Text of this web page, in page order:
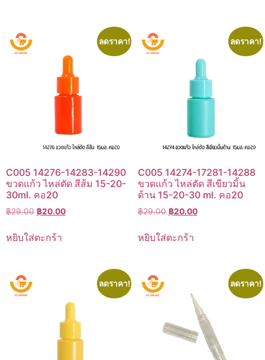
ลดราคา!
C005 14276-14283-14290
ขวดแก้ว ไหล่ตัด สีส้ม 15-20-
30ml. คอ20
฿29.00 Original
was:
฿20.00Current
หยิบใส่ตะกร้า
ลดราคา!
C005 14274-17281-14288
ขวดแก้ว ไหล่ตัด สีเขียวมิ้น
ด้าน 15-20-30 ml. คอ20
฿29.00 Original
was:
฿20.00Current
หยิบใส่ตะกร้า
ลดราคา! ลดราคา!